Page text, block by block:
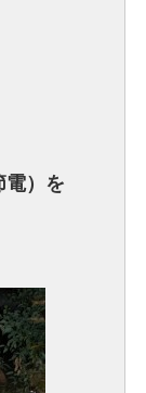
電）を